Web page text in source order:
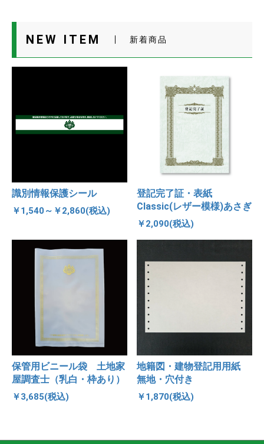
NEW ITEM 新着商品
識別情報保護シール
￥1,540～￥2,860(税込)
登記完了証・表紙
Classic(レザー模様)あさぎ
￥2,090(税込)
保管用ビニール袋 土地家
屋調査士（乳白・枠あり）
￥3,685(税込)
地籍図・建物登記用用紙
無地・穴付き
￥1,870(税込)